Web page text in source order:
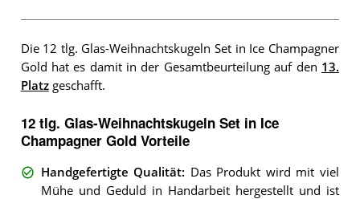
Die 12 tlg. Glas-Weihnachtskugeln Set in Ice Champagner
Gold hat es damit in der Gesamtbeurteilung auf den 13.
Platzgeschafft.
12 tlg. Glas-Weihnachtskugeln Set in Ice
Champagner Gold Vorteile
Handgefertigte Qualität: Das Produkt wird mit viel
Mühe und Geduld in Handarbeit hergestellt und ist